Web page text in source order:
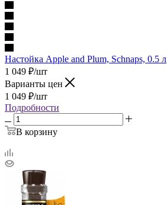
Настойка Apple and Plum, Schnaps, 0.5 л
1 049 ₽/шт
Варианты цен
1 049 ₽/шт
Подробности
В корзину